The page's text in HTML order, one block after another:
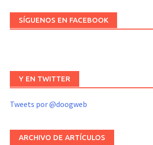
SÍGUENOS EN FACEBOOK
Y EN TWITTER
Tweets por @doogweb
ARCHIVO DE ARTÍCULOS